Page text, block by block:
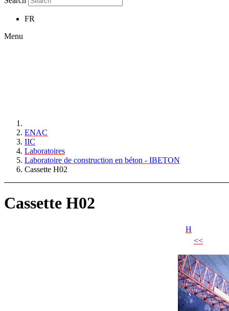
FR
Menu
ENAC
IIC
Laboratoires
Laboratoire de construction en béton - IBETON
Cassette H02
Cassette H02
H
<<